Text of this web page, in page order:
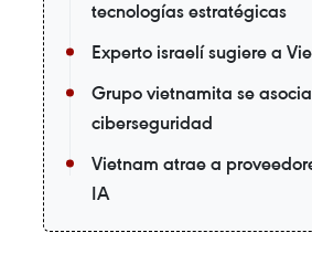
tecnologías estratégicas
Experto israelí sugiere a
Grupo vietnamita se
ciberseguridad
Vietnam atrae a
IA